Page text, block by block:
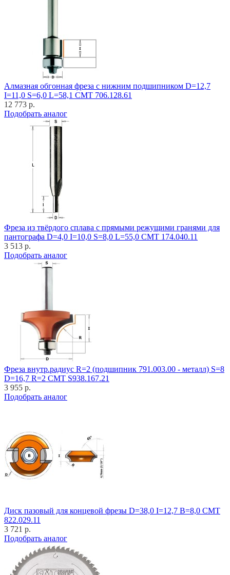
Алмазная обгонная фреза с нижним подшипником D=12,7
I=11,0 S=6,0 L=58,1 CMT 706.128.61
12 773 р.
Подобрать аналог
Фреза из твёрдого сплава с прямыми режущими гранями для
пантографа D=4,0 I=10,0 S=8,0 L=55,0 CMT 174.040.11
3 513 р.
Подобрать аналог
Фреза внутр.радиус R=2 (подшипник 791.003.00 - металл) S=8
D=16,7 R=2 CMT S938.167.21
3 955 р.
Подобрать аналог
Диск пазовый для концевой фрезы D=38,0 I=12,7 B=8,0 CMT
822.029.11
3 721 р.
Подобрать аналог